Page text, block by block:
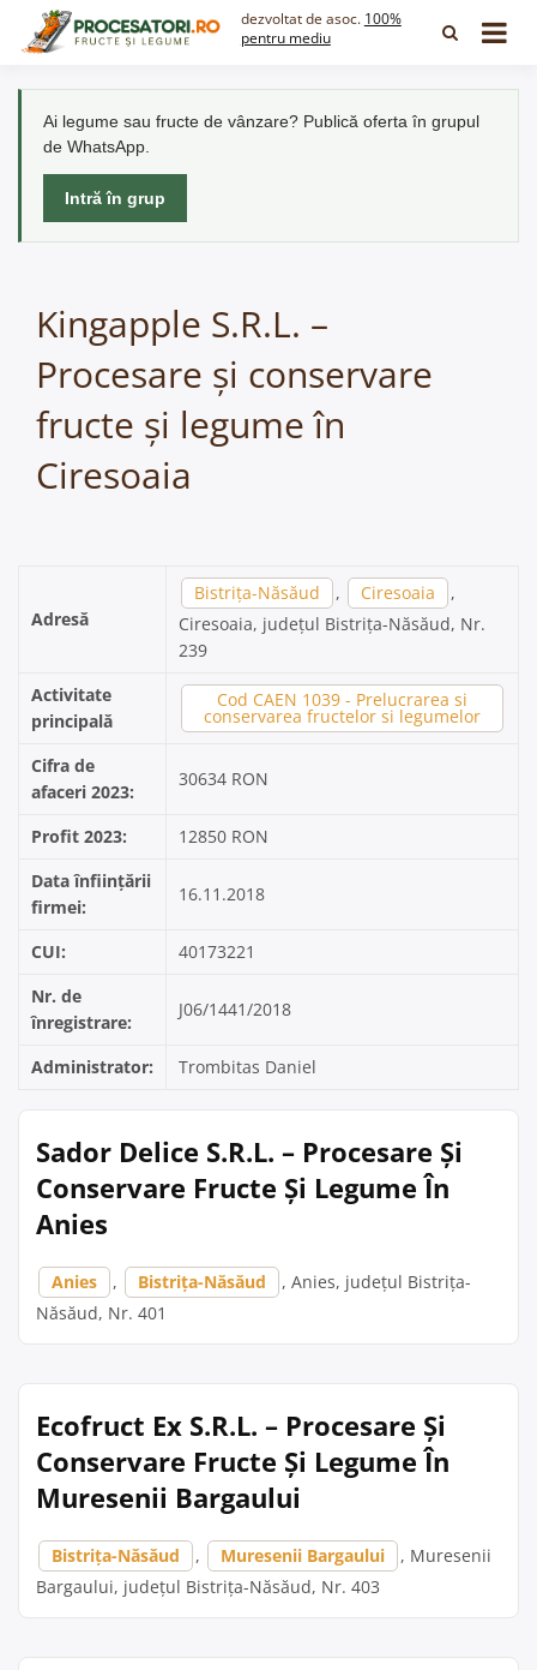
dezvoltat de asoc. 100%
pentru mediu
Ai legume sau fructe de vânzare? Publică oferta în grupul
de WhatsApp.
Intră în grup
Kingapple S.R.L. –
Procesare și conservare
fructe și legume în
Ciresoaia
Adresă
Bistrița-Năsăud , Ciresoaia
,
Ciresoaia, județul Bistrița-Năsăud, Nr.
239
Activitate
principală
Cod CAEN 1039 - Prelucrarea si
conservarea fructelor si legumelor
Cifra de
afaceri 2023:
30634 RON
Profit 2023:
12850 RON
Data înființării
firmei:
16.11.2018
CUI:
40173221
Nr. de
înregistrare:
J06/1441/2018
Administrator: Trombitas Daniel
Sador Delice S.R.L. – Procesare Și
Conservare Fructe Și Legume În
Anies
Anies , Bistrița-Năsăud
, Anies, județul Bistrița-
Năsăud, Nr. 401
Ecofruct Ex S.R.L. – Procesare Și
Conservare Fructe Și Legume În
Muresenii Bargaului
Bistrița-Năsăud , Muresenii Bargaului
, Muresenii
Bargaului, județul Bistrița-Năsăud, Nr. 403